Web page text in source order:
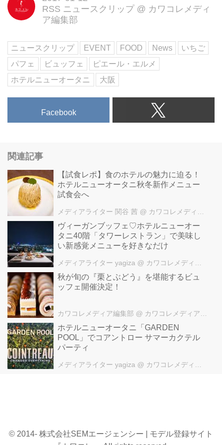
ごパフェ♡
ちごパフェ「ソフトクリーム セ
レスト」。
いちごとルバーブのコンフィチュ
ールをグラスの底に敷きつめ、い
レッシュいちごとソース、パッシ
ョンシードソースをかけて仕上げ
た目にも鮮やかなパフェ。
会」
ビュッフェには「いちごの舞踏
キなど、ヨーロッパの伝統菓子を
いちご仕立てにアレンジしたスイ
ーツが大集合。
ドレッシーでキュートなスイーツ
は、舞踏会に出席する“お姫さ
ま”のように華やかで目を奪われ
ます♡
3種類が日替わりで登場するの
で、贅沢な食べ比べも楽しめちゃ
います♪
オンパイなど、いちごスイーツに
毎年予約が殺到するというのがよ
RSS ニュースクリップ @ カワコレメディ
ア編集部
ニュースクリップ EVENT FOOD News
いちご
パフェ
ビュッフェ
ピエール・エルメ
ホテルニューオータニ
大阪
Facebook
関連記事
【試食レポ】食のホテルの魅力に迫る！
ホテルニューオータニ秋冬新作メニュー
試食会へ
メディアライター 関谷 茜 @ カワコレメディア編集部
ヴィーガンブッフェ♡ホテルニューオー
タニ40階「タワーレストラン」で美味し
い新感覚メニューを好きなだけ
メディアライター yagiza @ カワコレメディア編集部
秋が旬の『栗とぶどう』を堪能するビュ
ッフェ開催決定！
カワコレメディア編集部 @ カワコレメディア編集部
ホテルニューオータニ「GARDEN
POOL」でコアントロー サマーカクテル
パーティ
メディアライター yagiza @ カワコレメディア編集部
© 2014- 株式会社SEMエージェンシー | モデル登録サイト